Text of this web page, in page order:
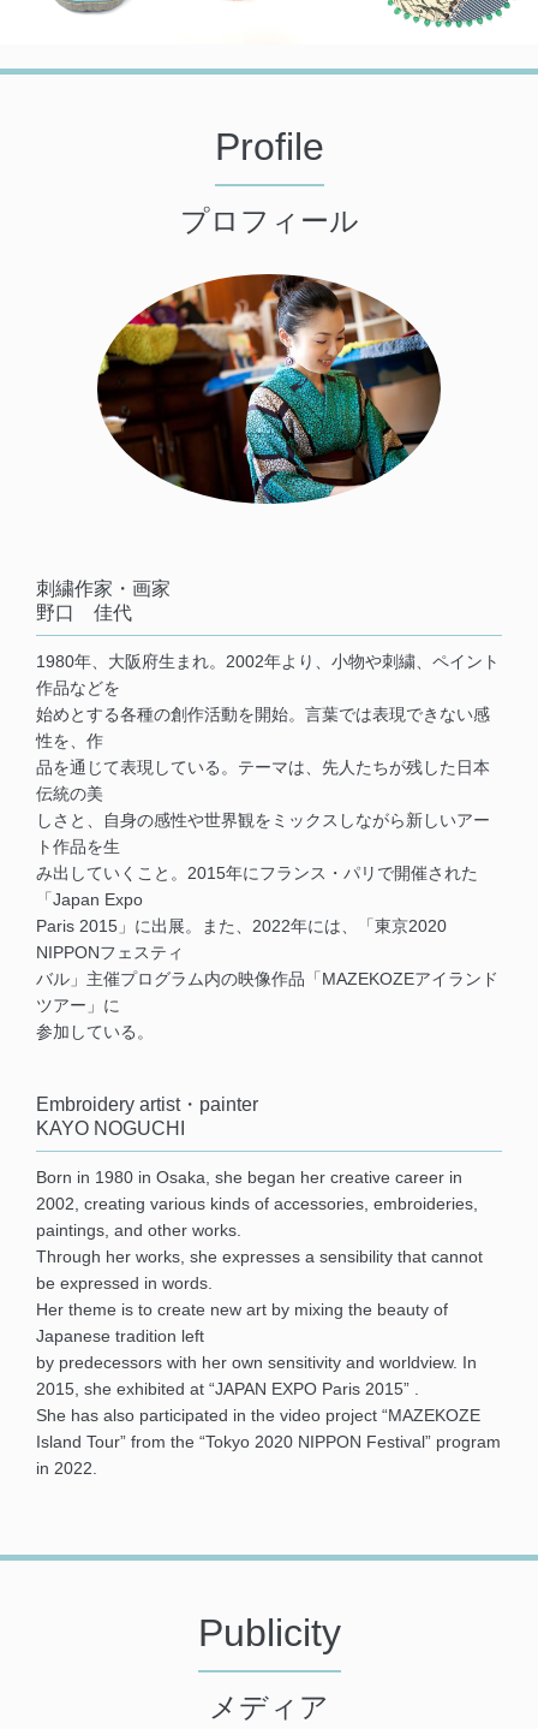
Profile
プロフィール
刺繍作家・画家
野口 佳代
1980年、大阪府生まれ。2002年より、小物や刺繍、ペイント
作品などを
始めとする各種の創作活動を開始。言葉では表現できない感
性を、作
品を通じて表現している。テーマは、先人たちが残した日本
伝統の美
しさと、自身の感性や世界観をミックスしながら新しいアー
ト作品を生
み出していくこと。2015年にフランス・パリで開催された
「Japan Expo
Paris 2015」に出展。また、2022年には、「東京2020
NIPPONフェスティ
バル」主催プログラム内の映像作品「MAZEKOZEアイランド
ツアー」に
参加している。
Embroidery artist・painter
KAYO NOGUCHI
Born in 1980 in Osaka, she began her creative career in
2002, creating various kinds of accessories, embroideries,
paintings, and other works.
Through her works, she expresses a sensibility that cannot
be expressed in words.
Her theme is to create new art by mixing the beauty of
Japanese tradition left
by predecessors with her own sensitivity and worldview. In
2015, she exhibited at “JAPAN EXPO Paris 2015” .
She has also participated in the video project “MAZEKOZE
Island Tour” from the “Tokyo 2020 NIPPON Festival” program
in 2022.
Publicity
メディア